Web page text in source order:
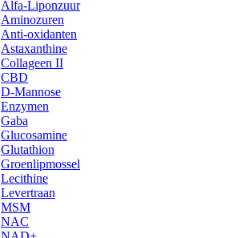
Alfa-Liponzuur
Aminozuren
Anti-oxidanten
Astaxanthine
Collageen II
CBD
D-Mannose
Enzymen
Gaba
Glucosamine
Glutathion
Groenlipmossel
Lecithine
Levertraan
MSM
NAC